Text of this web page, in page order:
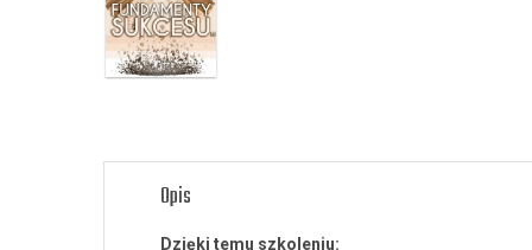
Opis
Dzięki temu szkoleniu: